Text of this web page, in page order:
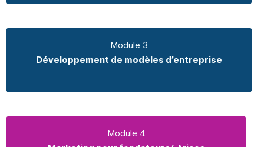
Module 3
Développement de modèles d’entreprise
Module 4